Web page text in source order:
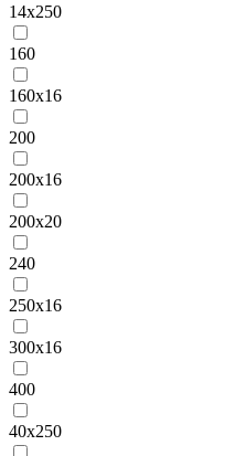
14х250
160
160х16
200
200х16
200х20
240
250х16
300х16
400
40х250